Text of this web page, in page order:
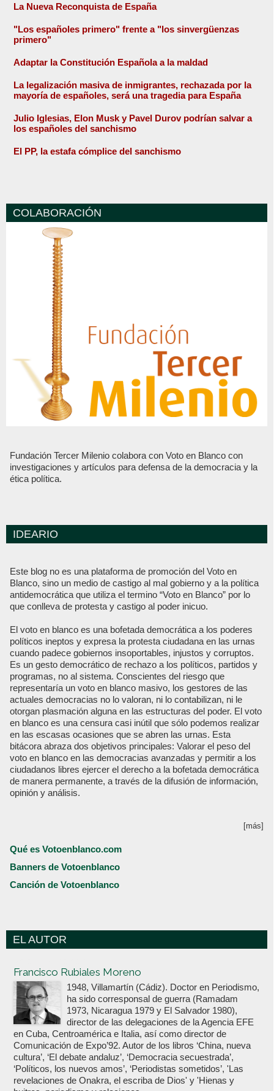
La Nueva Reconquista de España
"Los españoles primero" frente a "los sinvergüenzas
primero"
Adaptar la Constitución Española a la maldad
La legalización masiva de inmigrantes, rechazada por la
mayoría de españoles, será una tragedia para España
Julio Iglesias, Elon Musk y Pavel Durov podrían salvar a
los españoles del sanchismo
El PP, la estafa cómplice del sanchismo
COLABORACIÓN
Fundación Tercer Milenio colabora con Voto en Blanco con
investigaciones y artículos para defensa de la democracia y la
ética política.
IDEARIO
Este blog no es una plataforma de promoción del Voto en
Blanco, sino un medio de castigo al mal gobierno y a la política
antidemocrática que utiliza el termino “Voto en Blanco” por lo
que conlleva de protesta y castigo al poder inicuo.
El voto en blanco es una bofetada democrática a los poderes
políticos ineptos y expresa la protesta ciudadana en las urnas
cuando padece gobiernos insoportables, injustos y corruptos.
Es un gesto democrático de rechazo a los políticos, partidos y
programas, no al sistema. Conscientes del riesgo que
representaría un voto en blanco masivo, los gestores de las
actuales democracias no lo valoran, ni lo contabilizan, ni le
otorgan plasmación alguna en las estructuras del poder. El voto
en blanco es una censura casi inútil que sólo podemos realizar
en las escasas ocasiones que se abren las urnas. Esta
bitácora abraza dos objetivos principales: Valorar el peso del
voto en blanco en las democracias avanzadas y permitir a los
ciudadanos libres ejercer el derecho a la bofetada democrática
de manera permanente, a través de la difusión de información,
opinión y análisis.
[más]
Qué es Votoenblanco.com
Banners de Votoenblanco
Canción de Votoenblanco
EL AUTOR
Francisco Rubiales Moreno
1948, Villamartín (Cádiz). Doctor en Periodismo,
ha sido corresponsal de guerra (Ramadam
1973, Nicaragua 1979 y El Salvador 1980),
director de las delegaciones de la Agencia EFE
en Cuba, Centroamérica e Italia, así como director de
Comunicación de Expo’92. Autor de los libros ‘China, nueva
cultura’, ‘El debate andaluz’, ‘Democracia secuestrada’,
‘Políticos, los nuevos amos’, ‘Periodistas sometidos’, 'Las
revelaciones de Onakra, el escriba de Dios' y 'Hienas y